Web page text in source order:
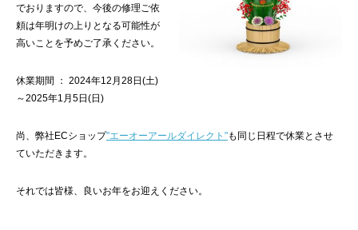
でおりますので、今後の修理ご依
頼は年明けの上りとなる可能性が
高いことを予めご了承ください。
休業期間 ： 2024年12月28日(土)
～2025年1月5日(日)
尚、弊社ECショップ"エーオーアールダイレクト"も同じ日程で休業とさせ
ていただきます。
それでは皆様、良いお年をお迎えください。